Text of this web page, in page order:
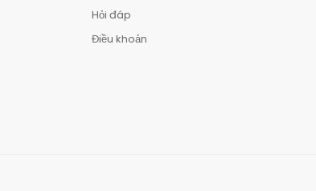
Hỏi đáp
Điều khoản